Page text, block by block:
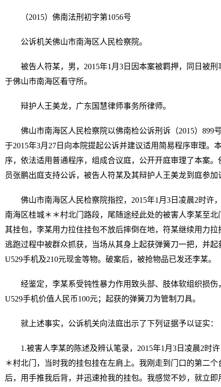
（2015）佛南法刑初字第1056号
公诉机关佛山市南海区人民检察院。
被告人符某，男，2015年1月3日因本案被羁押，同日被
于佛山市南海区看守所。
辩护人王美龙，广东国慧律师事务所律师。
佛山市南海区人民检察院以佛南检公诉刑诉（2015）899
于2015年3月27日向本院提起公诉并建议适用简易程序审理。
序，依法适用普通程序，组成合议庭，公开开庭审理了本案
员张鹏出庭支持公诉，被告人符某及其辩护人王美龙到庭参
佛山市南海区人民检察院指控，2015年1月3日凌晨2时许
南海区桂城＊＊村北门路段，尾随途经此处的被害人李某至
其挂包，李某用力拉住挂包不放后摔倒在地，符某继续用力
逃跑过程中被群众抓获，当场从其身上起获弹簧刀一把，并起
U529手机及210元现金等物。破案后，被抢物品已发还李某。
经鉴定，李某系受钝性暴力作用致头部、肢体软组织损伤
U529手机价值人民币100元；起获的弹簧刀为管制刀具。
就上述事实，公诉机关向法庭出示了下列证据予以证实：
1.被害人李某的陈述及辨认笔录，2015年1月3日凌晨2时
＊村北门，当时我的挂包挂在左肩上。我刚走到门口的第二
后，用手推我后背，并迅速抢我的挂包。我感觉不妙，就立